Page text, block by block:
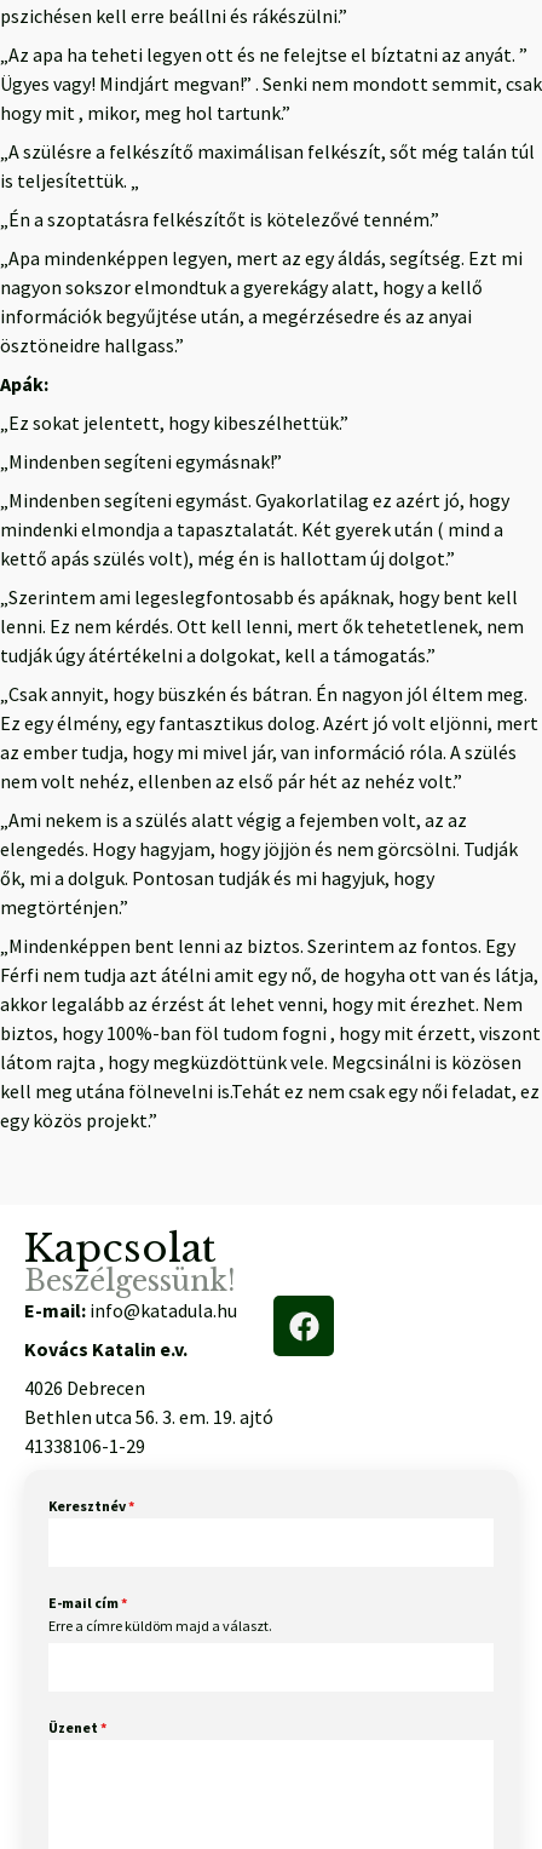
pszichésen kell erre beállni és rákészülni.”
„Az apa ha teheti legyen ott és ne felejtse el bíztatni az anyát. ”
Ügyes vagy! Mindjárt megvan!” . Senki nem mondott semmit, csak
hogy mit , mikor, meg hol tartunk.”
„A szülésre a felkészítő maximálisan felkészít, sőt még talán túl
is teljesítettük. „
„Én a szoptatásra felkészítőt is kötelezővé tenném.”
„Apa mindenképpen legyen, mert az egy áldás, segítség. Ezt mi
nagyon sokszor elmondtuk a gyerekágy alatt, hogy a kellő
információk begyűjtése után, a megérzésedre és az anyai
ösztöneidre hallgass.”
Apák:
„Ez sokat jelentett, hogy kibeszélhettük.”
„Mindenben segíteni egymásnak!”
„Mindenben segíteni egymást. Gyakorlatilag ez azért jó, hogy
mindenki elmondja a tapasztalatát. Két gyerek után ( mind a
kettő apás szülés volt), még én is hallottam új dolgot.”
„Szerintem ami legeslegfontosabb és apáknak, hogy bent kell
lenni. Ez nem kérdés. Ott kell lenni, mert ők tehetetlenek, nem
tudják úgy átértékelni a dolgokat, kell a támogatás.”
„Csak annyit, hogy büszkén és bátran. Én nagyon jól éltem meg.
Ez egy élmény, egy fantasztikus dolog. Azért jó volt eljönni, mert
az ember tudja, hogy mi mivel jár, van információ róla. A szülés
nem volt nehéz, ellenben az első pár hét az nehéz volt.”
„Ami nekem is a szülés alatt végig a fejemben volt, az az
elengedés. Hogy hagyjam, hogy jöjjön és nem görcsölni. Tudják
ők, mi a dolguk. Pontosan tudják és mi hagyjuk, hogy
megtörténjen.”
„Mindenképpen bent lenni az biztos. Szerintem az fontos. Egy
Férfi nem tudja azt átélni amit egy nő, de hogyha ott van és látja,
akkor legalább az érzést át lehet venni, hogy mit érezhet. Nem
biztos, hogy 100%-ban föl tudom fogni , hogy mit érzett, viszont
látom rajta , hogy megküzdöttünk vele. Megcsinálni is közösen
kell meg utána fölnevelni is.Tehát ez nem csak egy női feladat, ez
egy közös projekt.”
Kapcsolat
Beszélgessünk!
E-mail: info@katadula.hu
Kovács Katalin e.v.
4026 Debrecen
Bethlen utca 56. 3. em. 19. ajtó
41338106-1-29
Keresztnév*
E-mail cím*
Erre a címre küldöm majd a választ.
Üzenet *